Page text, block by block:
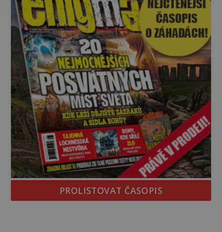
PROLISTOVAT ČASOPIS